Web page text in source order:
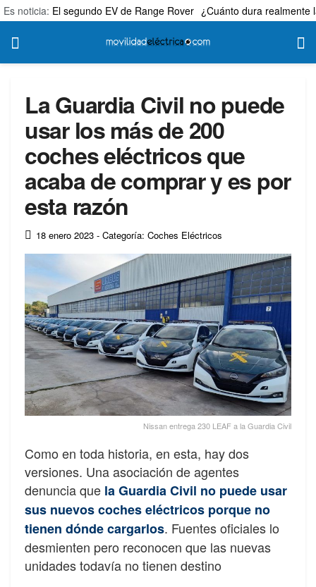
Es noticia: El segundo EV de Range Rover ¿Cuánto dura realmente
La Guardia Civil no puede
usar los más de 200
coches eléctricos que
acaba de comprar y es por
esta razón
18 enero 2023 - Categoría: Coches Eléctricos
Nissan entrega 230 LEAF a la Guardia Civil
Como en toda historia, en esta, hay dos
versiones. Una asociación de agentes
denuncia que la Guardia Civil no puede usar
sus nuevos coches eléctricos porque no
tienen dónde cargarlos. Fuentes oficiales lo
desmienten pero reconocen que las nuevas
unidades todavía no tienen destino